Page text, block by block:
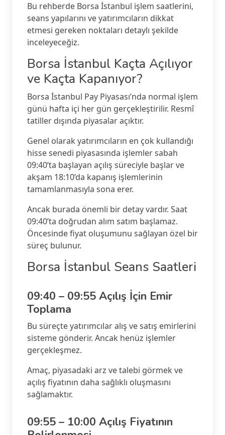
Bu rehberde Borsa İstanbul işlem saatlerini,
seans yapılarını ve yatırımcıların dikkat
etmesi gereken noktaları detaylı şekilde
inceleyeceğiz.
Borsa İstanbul Kaçta Açılıyor
ve Kaçta Kapanıyor?
Borsa İstanbul Pay Piyasası’nda normal işlem
günü hafta içi her gün gerçekleştirilir. Resmî
tatiller dışında piyasalar açıktır.
Genel olarak yatırımcıların en çok kullandığı
hisse senedi piyasasında işlemler sabah
09:40’ta başlayan açılış süreciyle başlar ve
akşam 18:10’da kapanış işlemlerinin
tamamlanmasıyla sona erer.
Ancak burada önemli bir detay vardır. Saat
09:40’ta doğrudan alım satım başlamaz.
Öncesinde fiyat oluşumunu sağlayan özel bir
süreç bulunur.
Borsa İstanbul Seans Saatleri
09:40 – 09:55 Açılış İçin Emir
Toplama
Bu süreçte yatırımcılar alış ve satış emirlerini
sisteme gönderir. Ancak henüz işlemler
gerçekleşmez.
Amaç, piyasadaki arz ve talebi görmek ve
açılış fiyatının daha sağlıklı oluşmasını
sağlamaktır.
09:55 – 10:00 Açılış Fiyatının